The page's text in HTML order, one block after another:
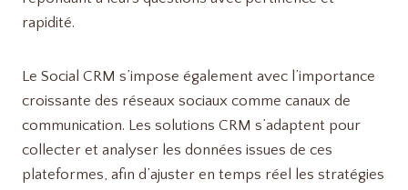
rapidité.
Le Social CRM s’impose également avec l’importance
croissante des réseaux sociaux comme canaux de
communication. Les solutions CRM s’adaptent pour
collecter et analyser les données issues de ces
plateformes, afin d’ajuster en temps réel les stratégies